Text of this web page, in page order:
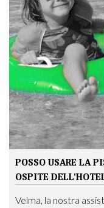
POSSO USARE LA
OSPITE
Velma, la nostra